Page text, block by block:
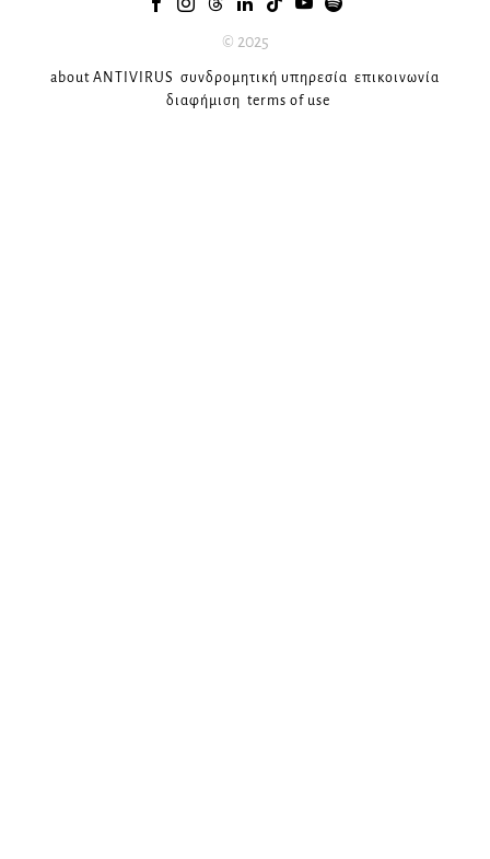
© 2025
about ANTIVIRUS συνδρομητική υπηρεσία επικοινωνία
διαφήμιση terms of use